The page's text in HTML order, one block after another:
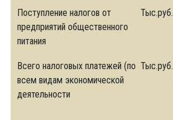
Поступление налогов от
предприятий общественного
питания
Тыс.руб.
Всего налоговых платежей (по
всем видам экономической
деятельности
Тыс.руб.